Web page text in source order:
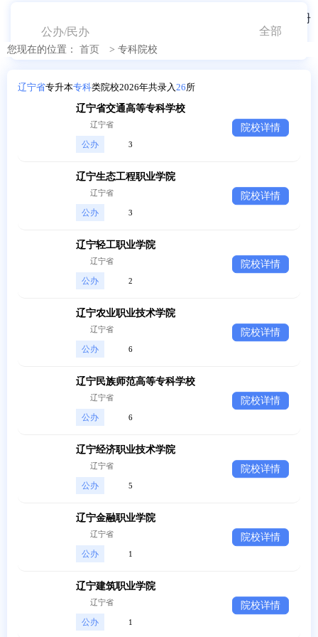
注册
您现在的位置： 首页 > 专科院校
2026年统招专升本考试专科院
公办/民办
辽宁省专升本专科类院校2026年共录入26所
辽宁省交通高等专科学校
辽宁省
公办 3
院校详情
辽宁生态工程职业学院
辽宁省
公办 3
院校详情
辽宁轻工职业学院
辽宁省
公办 2
院校详情
辽宁农业职业技术学院
辽宁省
公办 6
院校详情
辽宁民族师范高等专科学校
辽宁省
公办 6
院校详情
辽宁经济职业技术学院
辽宁省
公办 5
院校详情
辽宁金融职业学院
辽宁省
公办 1
院校详情
辽宁建筑职业学院
辽宁省
公办 1
院校详情